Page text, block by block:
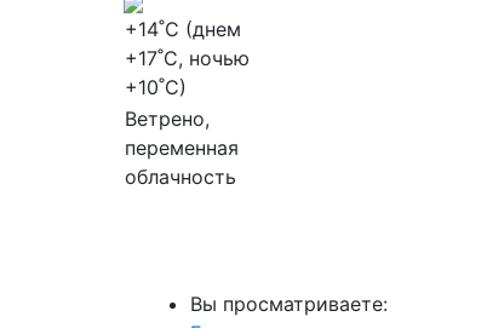
+14˚C (днем
+17˚C, ночью
+10˚C)
Ветрено,
переменная
облачность
Вы просматриваете: